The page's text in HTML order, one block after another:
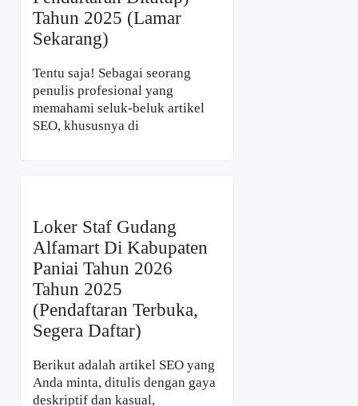
Tahun 2025 (Lamar
Sekarang)
Tentu saja! Sebagai seorang
penulis profesional yang
memahami seluk-beluk artikel
SEO, khususnya di
Loker Staf Gudang
Alfamart Di Kabupaten
Paniai Tahun 2026
Tahun 2025
(Pendaftaran Terbuka,
Segera Daftar)
Berikut adalah artikel SEO yang
Anda minta, ditulis dengan gaya
deskriptif dan kasual,